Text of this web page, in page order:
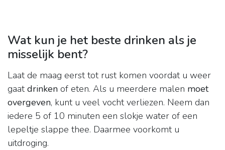
Wat kun je het beste drinken als je
misselijk bent?
Laat de maag eerst tot rust komen voordat u weer
gaatdrinken of eten. Als u meerdere malen moet
overgeven, kunt u veel vocht verliezen. Neem dan
iedere 5 of 10 minuten een slokje water of een
lepeltje slappe thee. Daarmee voorkomt u
uitdroging.